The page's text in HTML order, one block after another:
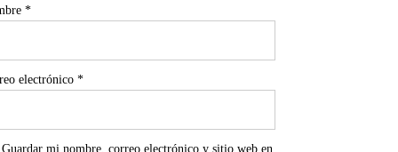
*
electrónico *
Guardar mi nombre, correo electrónico y sitio web en